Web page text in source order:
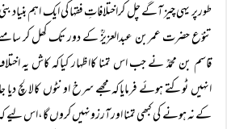
طورپر یہی چیز آگے چل کراختلافاتِ فقہا کی ایک اہم بنیاد
تنوّع حضرت عمربن عبدالعزیزؒ کے دور تک کھل کر
قاسم بن محمدؒ نے جب اس تمنا کااظہار کیاکہ کاش یہ
انہیں ٹوکتے ہوئے فرمایاکہ مجھے سرخ اونٹوں کالالچ
کے نہ ہونے کی کبھی تمنا اورآرزونہیں کروں